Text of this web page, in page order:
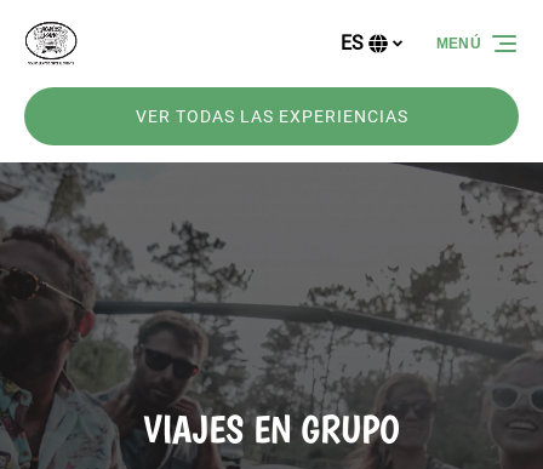
Saltar a la navegación principal
Saltar al contenido
Saltar al pie de página
tu
idioma
ES
VER TODAS LAS EXPERIENCIAS
MENÚ
VIAJES EN GRUPO